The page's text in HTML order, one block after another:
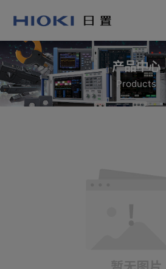
产品中心
Products